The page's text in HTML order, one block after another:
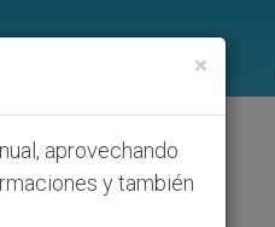
×
aprovechando
y también